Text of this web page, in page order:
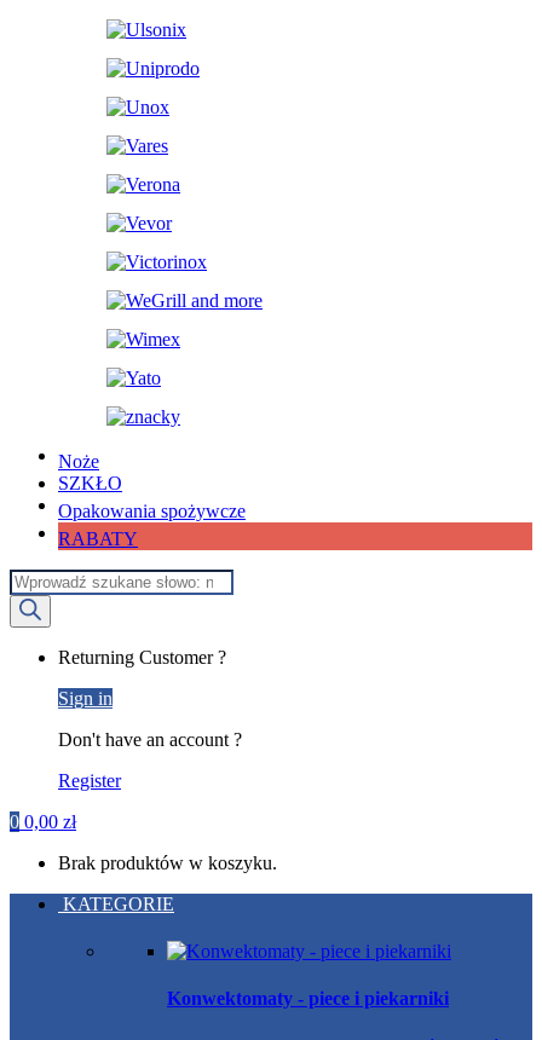
Noże
SZKŁO
Opakowania spożywcze
RABATY
Wyszukiwarka
produktów
Returning Customer ?
Sign in
Don't have an account ?
Register
0 0,00 zł
Brak produktów w koszyku.
KATEGORIE
Konwektomaty - piece i piekarniki